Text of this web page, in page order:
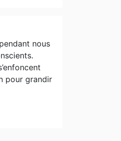
nous
pour grandir